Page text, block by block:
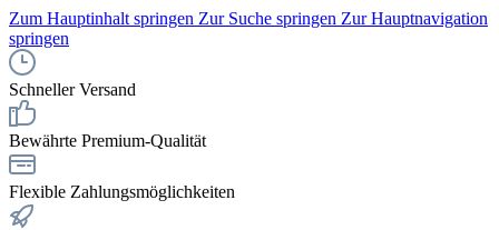
Zum Hauptinhalt springen Zur Suche springen Zur Hauptnavigation
springen
Schneller Versand
Bewährte Premium-Qualität
Flexible Zahlungsmöglichkeiten